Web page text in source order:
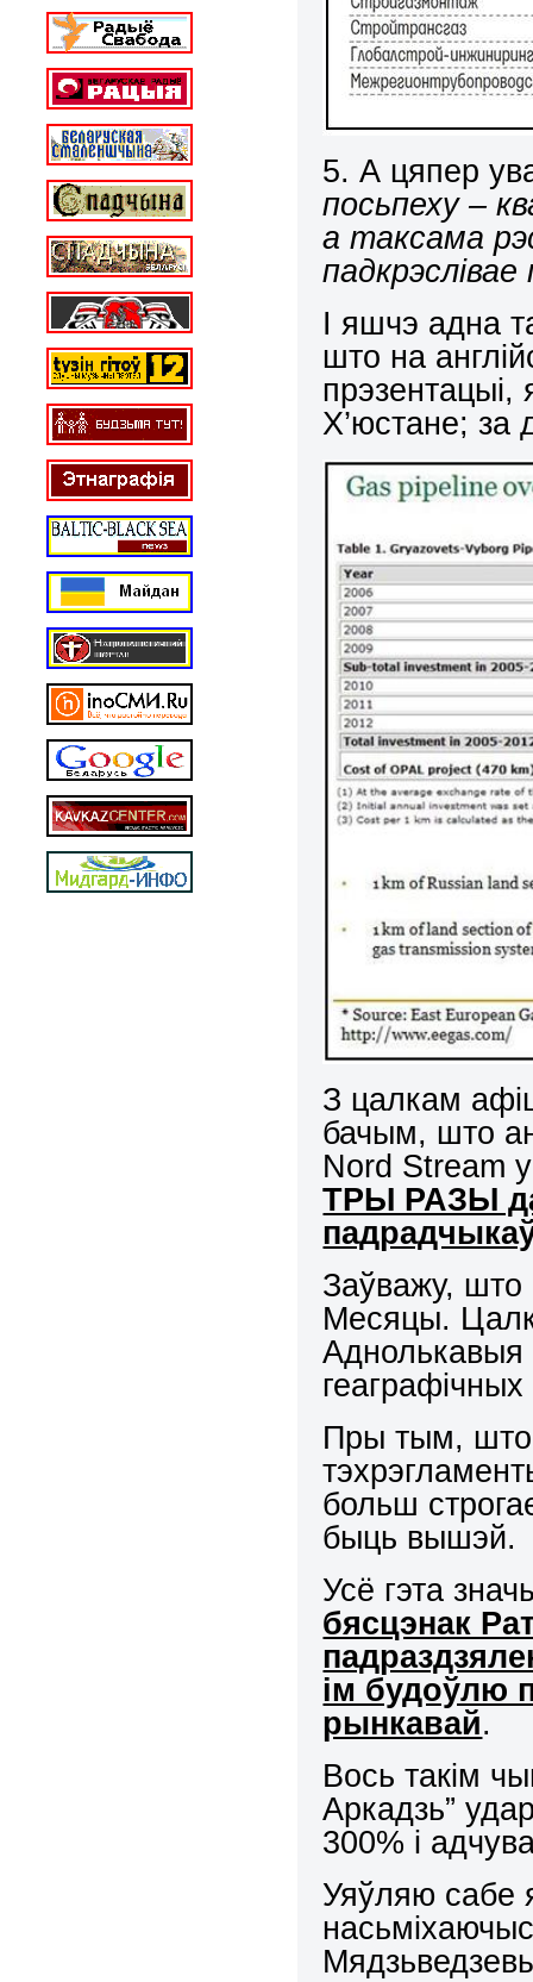
5. А цяпер
посьпеху –
а таксама
І яшчэ адна
што на
прэзентацыі,
Х’юстане; за
З цалкам
бачым, што
Nord Stream
ТРЫ РАЗЫ
Заўважу, што
Месяцы.
Аднолькавыя
Пры тым, што
больш
быць вышэй.
Усё гэта
бясцэнак
ім будоўлю
рынкавай.
Вось такім
Аркадзь”
300% і
Уяўляю сабе